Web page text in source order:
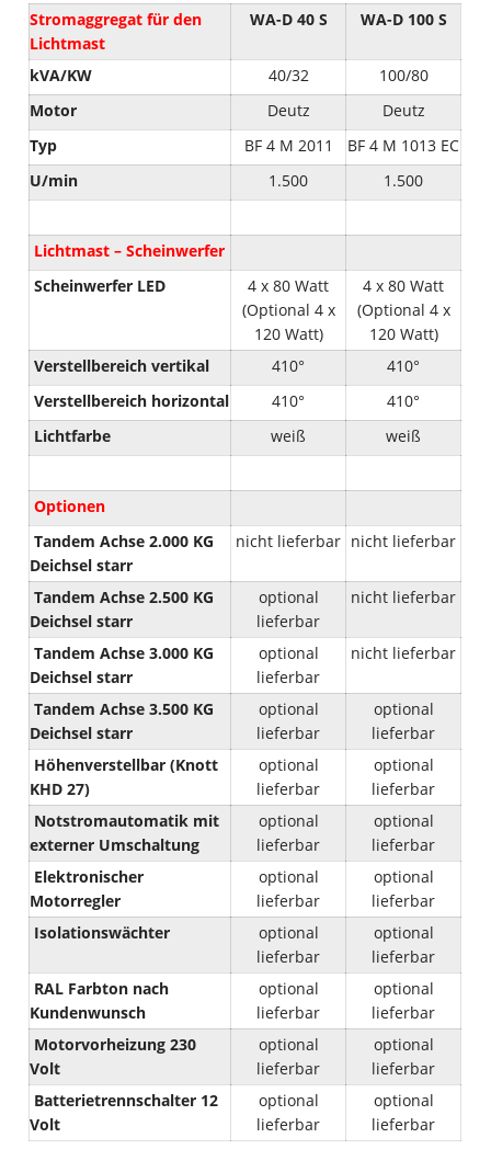
Stromaggregat für den
Lichtmast
WA-D 40 S WA-D 100 S
kVA/KW 40/32
100/80
Motor
Deutz
Deutz
Typ
BF 4 M 2011
BF 4 M 1013 EC
U/min
1.500 1.500
Lichtmast – Scheinwerfer
Scheinwerfer LED
4 x 80 Watt
(Optional 4 x
120 Watt)
4 x 80 Watt
(Optional 4 x
120 Watt)
Verstellbereich vertikal
410°
410°
Verstellbereich horizontal
410°
410°
Lichtfarbe
weiß weiß
Optionen
Tandem Achse 2.000 KG
Deichsel starr
nicht lieferbar nicht lieferbar
Tandem Achse 2.500 KG
Deichsel starr
optional
lieferbar
nicht lieferbar
Tandem Achse 3.000 KG
Deichsel starr
optional
lieferbar
nicht lieferbar
Tandem Achse 3.500 KG
Deichsel starr
optional
lieferbar
optional
lieferbar
Höhenverstellbar (Knott
KHD 27)
optional
lieferbar
optional
lieferbar
Notstromautomatik mit
externer Umschaltung
optional
lieferbar
optional
lieferbar
Elektronischer
Motorregler
optional
lieferbar
optional
lieferbar
Isolationswächter
optional
lieferbar
optional
lieferbar
RAL Farbton nach
Kundenwunsch
optional
lieferbar
optional
lieferbar
Motorvorheizung 230
Volt
optional
lieferbar
optional
lieferbar
Batterietrennschalter 12
Volt
optional
lieferbar
optional
lieferbar